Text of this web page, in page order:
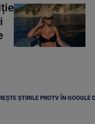
ȘTIRILE PROTV ÎN GOOGLE